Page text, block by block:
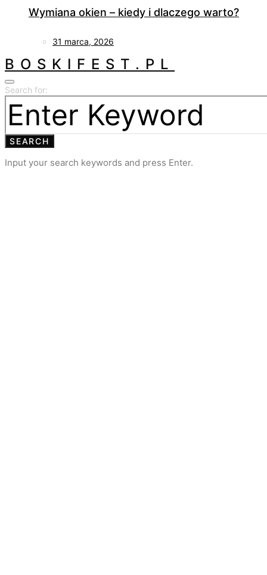
Wymiana okien – kiedy i dlaczego warto?
31 marca, 2026
BOSKIFEST.PL
Search for:
SEARCH
Input your search keywords and press Enter.